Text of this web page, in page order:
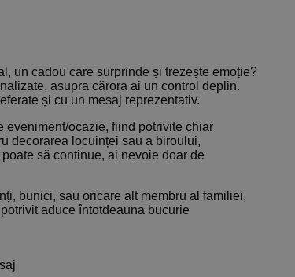
un cadou care surprinde și trezește emoție?
asupra cărora ai un control deplin.
și cu un mesaj reprezentativ.
eveniment/ocazie, fiind potrivite chiar
decorarea locuinței sau a biroului,
să continue, ai nevoie doar de
bunici, sau oricare alt membru al familiei,
aduce întotdeauna bucurie